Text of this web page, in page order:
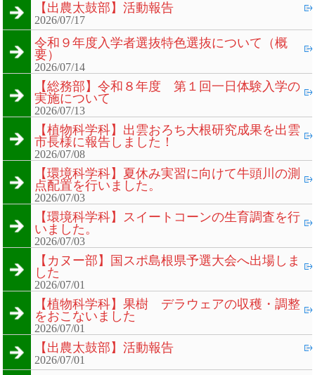
【出農太鼓部】活動報告
2026/07/17
令和９年度入学者選抜特色選抜について（概
要）
2026/07/14
【総務部】令和８年度 第１回一日体験入学の
実施について
2026/07/13
【植物科学科】出雲おろち大根研究成果を出雲
市長様に報告しました！
2026/07/08
【環境科学科】夏休み実習に向けて牛頭川の測
点配置を行いました。
2026/07/03
【環境科学科】スイートコーンの生育調査を行
いました。
2026/07/03
【カヌー部】国スポ島根県予選大会へ出場しま
した
2026/07/01
【植物科学科】果樹 デラウェアの収穫・調整
をおこないました
2026/07/01
【出農太鼓部】活動報告
2026/07/01